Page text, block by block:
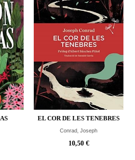
EL COR DE LES TENEBRES
Conrad, Joseph
10,50 €